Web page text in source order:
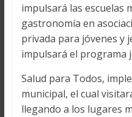
impulsará las escuelas
gastronomía en
privada para jóvenes y
impulsará el programa
Salud para Todos,
municipal, el cual
llegando a los lugares